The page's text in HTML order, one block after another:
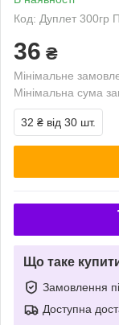
Код: Дуплет 300гр
36 ₴
Мінімальне
Мінімальна сума
32 ₴ від 30 шт.
Що таке
Замовлення
Доступна